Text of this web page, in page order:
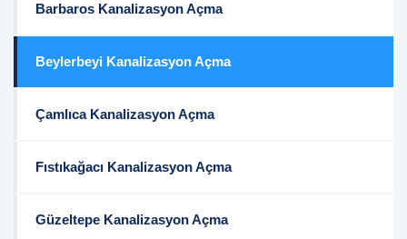
Barbaros Kanalizasyon Açma
Beylerbeyi Kanalizasyon Açma
Çamlıca Kanalizasyon Açma
Fıstıkağacı Kanalizasyon Açma
Güzeltepe Kanalizasyon Açma